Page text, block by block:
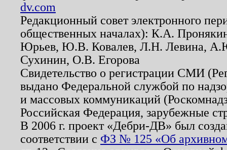
dv.com
Редакционный совет электронного
общественных началах): К.А.
Юрьев, Ю.В. Ковалев, Л.Н. Левина,
Сухинин, О.В. Егорова
Свидетельство о регистрации СМИ
выдано Федеральной службой по
и массовых коммуникаций
Российская Федерация, зарубежные
В 2006 г. проект «Дебри-ДВ» был
соответствии с ФЗ № 125 «Об